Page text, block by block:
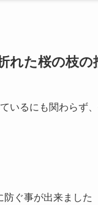
れた桜の枝の
いるにも関わらず
ぐ事が出来ました